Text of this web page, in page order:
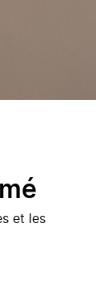
et les